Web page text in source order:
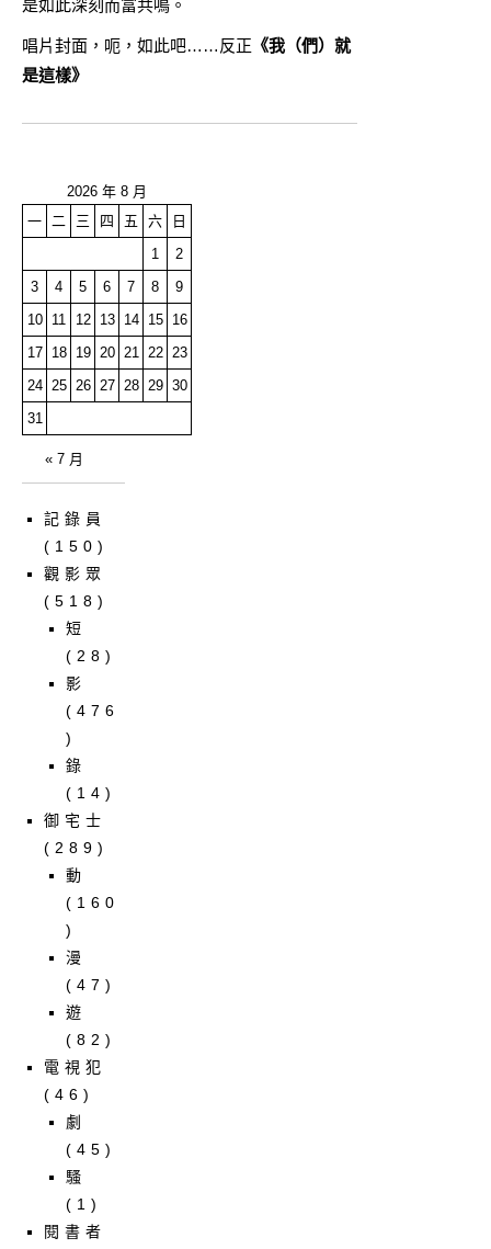
是如此深刻而富共鳴。
唱片封面，呃，如此吧……反正 《我（們）就
是這樣》
2026 年 8 月
一 二 三 四 五 六
日
1
2
3
4 5 6 7 8
9
10
11 12 13 14 15
16
17
18 19 20 21 22 23
24 25 26 27 28 29 30
31
« 7 月
記錄員
(150)
觀影眾
(518)
短
(28)
影
(476
)
錄
(14)
御宅士
(289)
動
(160
)
漫
(47)
遊
(82)
電視犯
(46)
劇
(45)
騷
(1)
閱書者